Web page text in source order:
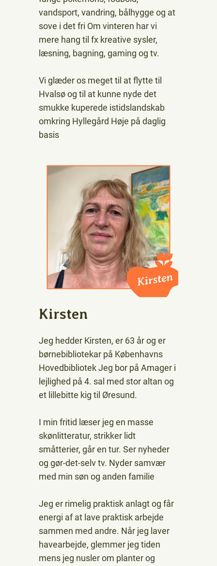
vandsport, vandring, bålhygge og at
sove i det fri Om vinteren har vi
mere hang til fx kreative sysler,
læsning, bagning, gaming og tv.
Vi glæder os meget til at flytte til
Hvalsø og til at kunne nyde det
smukke kuperede istidslandskab
omkring Hyllegård Høje på daglig
basis
Kirsten
Jeg hedder Kirsten, er 63 år og er
børnebibliotekar på Københavns
Hovedbibliotek Jeg bor på Amager i
lejlighed på 4. sal med stor altan og
et lillebitte kig til Øresund.
I min fritid læser jeg en masse
skønlitteratur, strikker lidt
småtterier, går en tur. Ser nyheder
og gør-det-selv tv. Nyder samvær
med min søn og anden familie
Jeg er rimelig praktisk anlagt og får
energi af at lave praktisk arbejde
sammen med andre. Når jeg laver
havearbejde, glemmer jeg tiden
mens jeg nusler om planter og